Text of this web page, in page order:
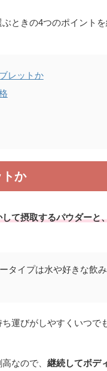
ときの4つのポイントを
レットか
か
て摂取するパウダーと
タイプは水や好きな飲
運びがしやすくいつで
なので、 継続してボデ